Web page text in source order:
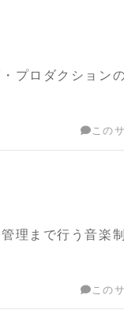
プロダクション
この
理まで行う音楽
この